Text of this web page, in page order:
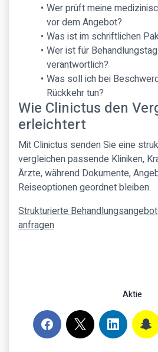
Wer prüft meine
vor dem Angebot?
Was ist im schriftlichen
Wer ist für
verantwortlich?
Was soll ich bei
Rückkehr tun?
Wie Clinictus den
erleichtert
Mit Clinictus senden Sie eine
vergleichen passende Kliniken,
Ärzte, während Dokumente,
Reiseoptionen geordnet bleiben.
Strukturierte
anfragen
Aktie